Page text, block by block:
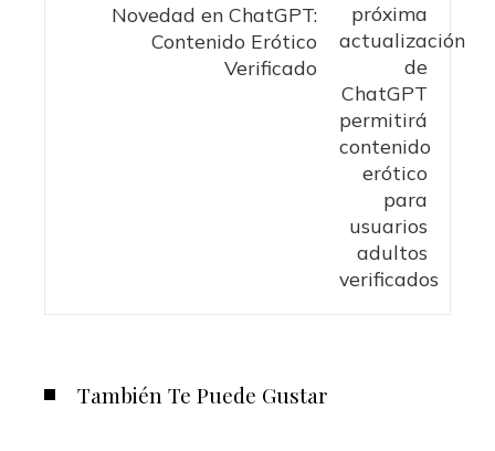
Novedad en ChatGPT:
Contenido Erótico
Verificado
También Te Puede Gustar